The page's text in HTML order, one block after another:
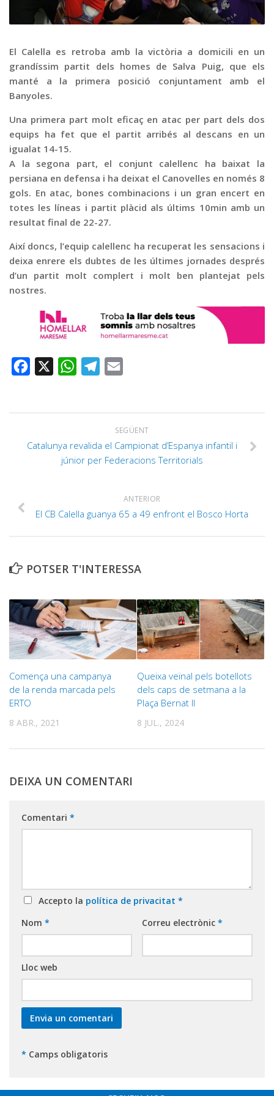
Publicitat
Contacte
El Calella es retroba amb la victòria a domicili en un
grandíssim partit dels homes de Salva Puig, que els
manté a la primera posició conjuntament amb el
Banyoles.
Una primera part molt eficaç en atac per part dels dos
equips ha fet que el partit arribés al descans en un
igualat 14-15.
A la segona part, el conjunt calellenc ha baixat la
persiana en defensa i ha deixat el Canovelles en només 8
gols. En atac, bones combinacions i un gran encert en
totes les líneas i partit plàcid als últims 10min amb un
resultat final de 22-27.
Així doncs, l’equip calellenc ha recuperat les sensacions i
deixa enrere els dubtes de les últimes jornades després
d’un partit molt complert i molt ben plantejat pels
nostres.
Facebook WhatsAppTelegram
SEGÜENT
Catalunya revalida el Campionat d’Espanya infantil i
júnior per Federacions Territorials
ANTERIOR
El CB Calella guanya 65 a 49 enfront el Bosco Horta
POTSER T'INTERESSA
Comença una campanya
de la renda marcada pels
ERTO
8 ABR., 2021
Queixa veïnal pels botellots
dels caps de setmana a la
Plaça Bernat II
8 JUL., 2024
DEIXA UN COMENTARI
Comentari *
Accepto la política de privacitat *
Nom * Correu electrònic *
Lloc web
* Camps obligatoris